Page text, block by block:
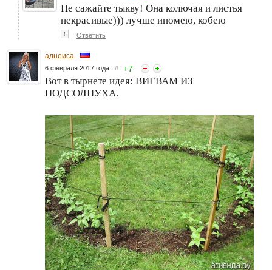
Не сажайте тыкву! Она колючая и листья
некрасивые))) лучше ипомею, кобею
↑ Ответить
аднеиса
6 февраля 2017 года # +7
Вот в тырнете идея: ВИГВАМ ИЗ
ПОДСОЛНУХА.